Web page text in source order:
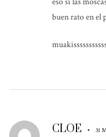
buen rato en el
CLOE • 31